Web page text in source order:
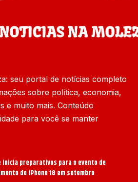
seu portal de notícias completo
sobre política, economia,
e muito mais. Conteúdo
para você se manter
inicia preparativos para o evento de
do iPhone 18 em setembro